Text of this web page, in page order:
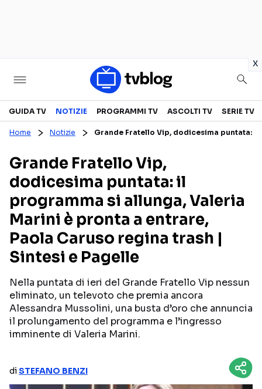
x
Televisione
CANALI TV
PROGRAMMI TV
PERSONAGGI TV
SERIE TV
REALITY SHOW
FICTION
Streaming
NETFLIX
AMAZON PRIME VIDEO
DISNEY+
MEDIASET INFINITY
DAZN
PARAMOUNT+
Categorie
GUIDA TV NOTIZIE PROGRAMMI TV ASCOLTI TV SERIE TV
Home Notizie Grande Fratello Vip, dodicesima puntata:
Grande Fratello Vip,
dodicesima puntata: il
programma si allunga, Valeria
Marini è pronta a entrare,
Paola Caruso regina trash |
Sintesi e Pagelle
Nella puntata di ieri del Grande Fratello Vip nessun
eliminato, un televoto che premia ancora
Alessandra Mussolini, una busta d’oro che annuncia
il prolungamento del programma e l’ingresso
imminente di Valeria Marini.
diSTEFANO BENZI